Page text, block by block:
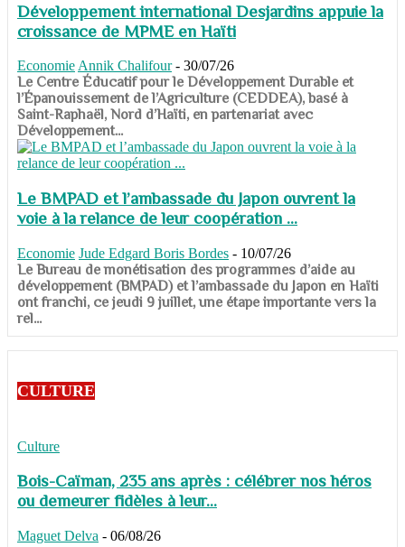
Développement international Desjardins appuie la
croissance de MPME en Haïti
Economie Annik Chalifour - 30/07/26
​​​​​​​Le Centre Éducatif pour le Développement Durable et
l’Épanouissement de l’Agriculture (CEDDEA), basé à
Saint-Raphaël, Nord d’Haïti, en partenariat avec
Développement...
Le BMPAD et l’ambassade du Japon ouvrent la
voie à la relance de leur coopération ...
Economie Jude Edgard Boris Bordes - 10/07/26
​​​​​​​Le Bureau de monétisation des programmes d’aide au
développement (BMPAD) et l’ambassade du Japon en Haïti
ont franchi, ce jeudi 9 juillet, une étape importante vers la
rel...
CULTURE
Culture
Bois-Caïman, 235 ans après : célébrer nos héros
ou demeurer fidèles à leur...
Maguet Delva - 06/08/26